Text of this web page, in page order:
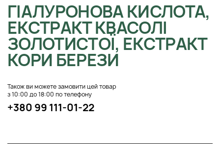
ГІАЛУРОНОВА КИСЛОТА,
ЕКСТРАКТ КВАСОЛІ
ЗОЛОТИСТОЇ, ЕКСТРАКТ
КОРИ БЕРЕЗИ
Також ви можете замовити цей товар
з 10:00 до 18:00 по телефону
+380 99 111-01-22